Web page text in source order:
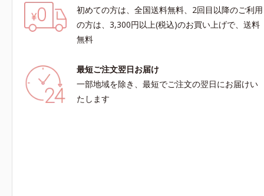
初めての方は、全国送料無料、2回目以降のご利用
の方は、3,300円以上(税込)のお買い上げで、送料
無料
最短ご注文翌日お届け
一部地域を除き、最短でご注文の翌日にお届けい
たします